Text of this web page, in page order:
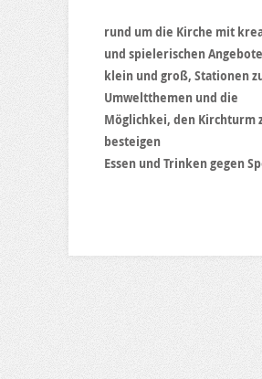
rund um die Kirche mit
und spielerischen
klein und groß, Stationen
Umweltthemen und die
Möglichkei, den Kirchturm
besteigen
Essen und Trinken gegen